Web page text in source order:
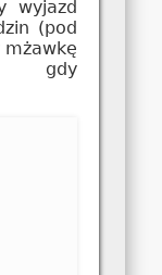
wyjazd
(pod
gdy